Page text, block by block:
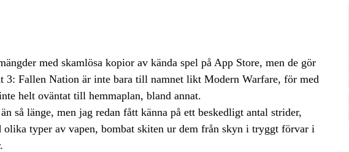
med skamlösa kopior av kända spel på App Store, men de gör
3: Fallen Nation är inte bara till namnet likt Modern Warfare, för med
helt oväntat till hemmaplan, bland annat.
så länge, men jag redan fått känna på ett beskedligt antal strider,
typer av vapen, bombat skiten ur dem från skyn i tryggt förvar i